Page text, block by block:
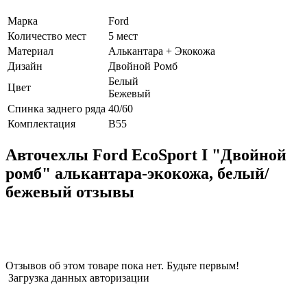
Марка
Ford
Количество мест
5 мест
Материал
Алькантара + Экокожа
Дизайн
Двойной Ромб
Цвет
Белый
Бежевый
Спинка заднего ряда 40/60
Комплектация
B55
Авточехлы Ford EcoSport I "Двойной
ромб" алькантара-экокожа, белый/
бежевый отзывы
Отзывов об этом товаре пока нет. Будьте первым!
Загрузка данных авторизации